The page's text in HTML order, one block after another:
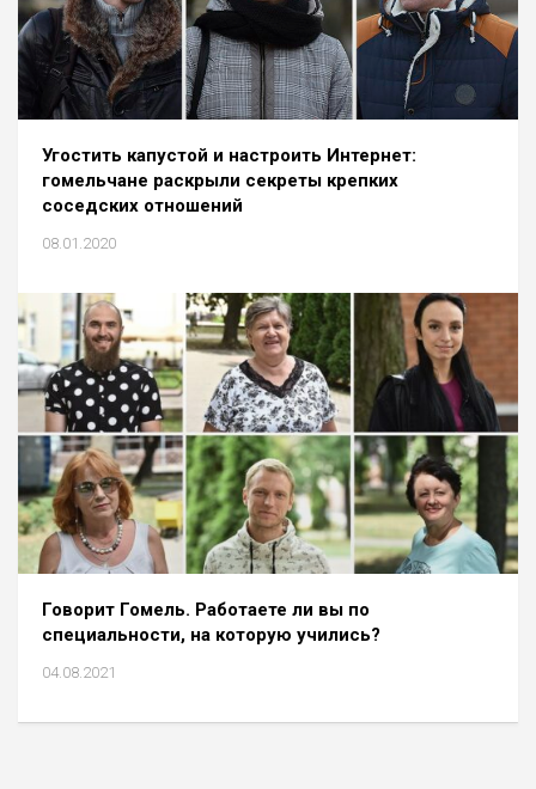
Угостить капустой и настроить Интернет:
гомельчане раскрыли секреты крепких
соседских отношений
08.01.2020
Говорит Гомель. Работаете ли вы по
специальности, на которую учились?
04.08.2021